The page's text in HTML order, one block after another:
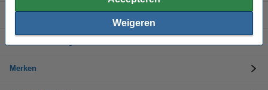
Weigeren
Binnenverlichting
Merken